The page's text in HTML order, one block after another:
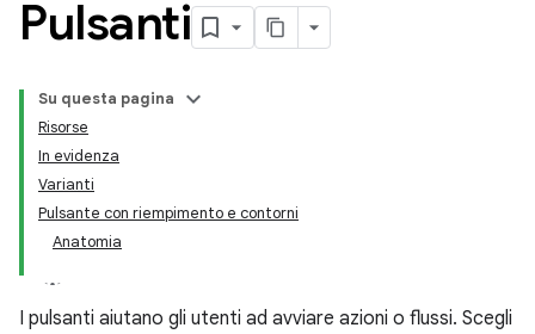
Pulsanti
Su questa pagina
Risorse
In evidenza
Varianti
Pulsante con riempimento e contorni
Anatomia
I pulsanti aiutano gli utenti ad avviare azioni o flussi. Scegli